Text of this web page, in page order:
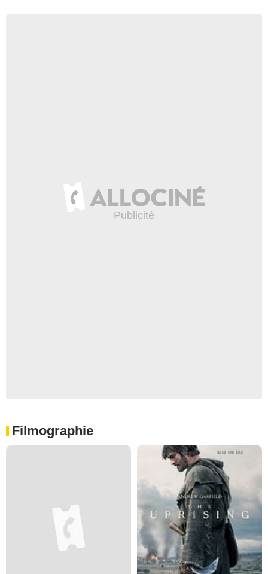
Filmographie